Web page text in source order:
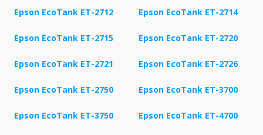
Epson EcoTank ET-2712 Epson EcoTank ET-2714
Epson EcoTank ET-2715 Epson EcoTank ET-2720
Epson EcoTank ET-2721 Epson EcoTank ET-2726
Epson EcoTank ET-2750 Epson EcoTank ET-3700
Epson EcoTank ET-3750 Epson EcoTank ET-4700